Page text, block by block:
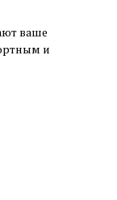
ваше
и